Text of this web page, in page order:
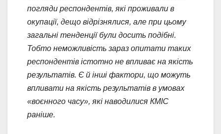
погляди респондентів, які проживали в
окупації, дещо відрізнялися, але при цьому
загальні тенденції були досить подібні.
Тобто неможливість зараз опитати таких
респондентів істотно не впливає на якість
результатів. Є й інші фактори, що можуть
впливати на якість результатів в умовах
«воєнного часу», які наводилися КМІС
раніше.